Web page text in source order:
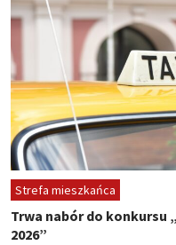
Strefa mieszkańca
Trwa nabór do konkursu
2026”